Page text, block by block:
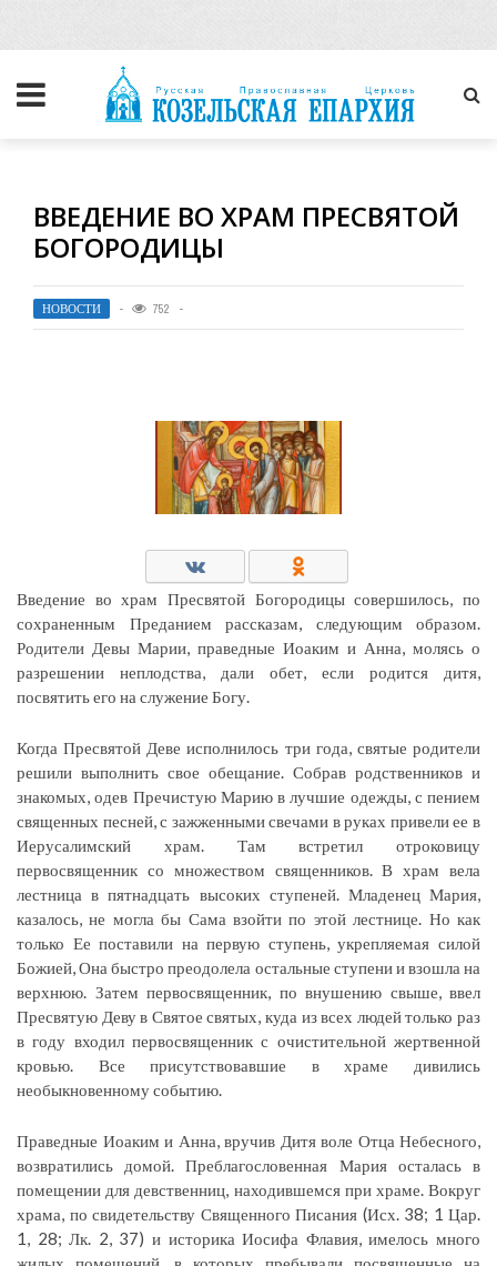
ВВЕДЕНИЕ ВО ХРАМ ПРЕСВЯТОЙ
БОГОРОДИЦЫ
НОВОСТИ 752
Введение во храм Пресвятой Богородицы совершилось, по
сохраненным Преданием рассказам, следующим образом.
Родители Девы Марии, праведные Иоаким и Анна, молясь о
разрешении неплодства, дали обет, если родится дитя,
посвятить его на служение Богу.
Когда Пресвятой Деве исполнилось три года, святые родители
решили выполнить свое обещание. Собрав родственников и
знакомых, одев Пречистую Марию в лучшие одежды, с пением
священных песней, с зажженными свечами в руках привели ее в
Иерусалимский храм. Там встретил отроковицу
первосвященник со множеством священников. В храм вела
лестница в пятнадцать высоких ступеней. Младенец Мария,
казалось, не могла бы Сама взойти по этой лестнице. Но как
только Ее поставили на первую ступень, укрепляемая силой
Божией, Она быстро преодолела остальные ступени и взошла на
верхнюю. Затем первосвященник, по внушению свыше, ввел
Пресвятую Деву в Святое святых, куда из всех людей только раз
в году входил первосвященник с очистительной жертвенной
кровью. Все присутствовавшие в храме дивились
необыкновенному событию.
Праведные Иоаким и Анна, вручив Дитя воле Отца Небесного,
возвратились домой. Преблагословенная Мария осталась в
помещении для девственниц, находившемся при храме. Вокруг
храма, по свидетельству Священного Писания (Исх. 38; 1 Цар.
1, 28; Лк. 2, 37) и историка Иосифа Флавия, имелось много